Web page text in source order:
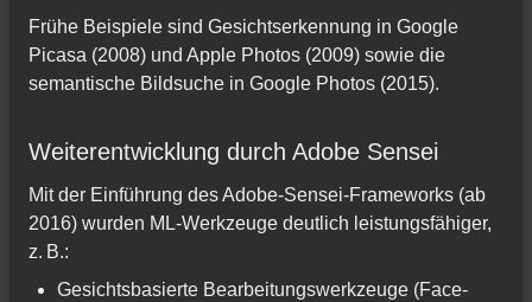
Frühe Beispiele sind Gesichtserkennung in Google
Picasa (2008) und Apple Photos (2009) sowie die
semantische Bildsuche in Google Photos (2015).
Weiterentwicklung durch Adobe Sensei
Mit der Einführung des Adobe-Sensei-Frameworks (ab
2016) wurden ML-Werkzeuge deutlich leistungsfähiger,
z. B.:
Gesichtsbasierte Bearbeitungswerkzeuge (Face-